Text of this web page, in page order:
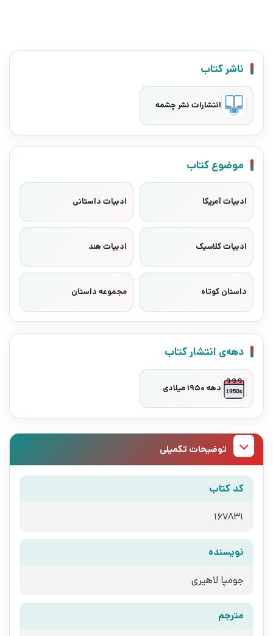
ناشر کتاب
انتشارات نشر چشمه
موضوع کتاب
ادبیات آمریکا ادبیات داستانی
ادبیات کلاسیک ادبیات هند
داستان کوتاه مجموعه داستان
دهه‌ی انتشار کتاب
دهه 1950 میلادی
توضیحات تکمیلی
کد کتاب
167831
نویسنده
جومپا لاهیری
مترجم